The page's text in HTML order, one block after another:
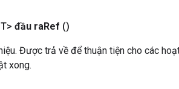
đầu raRef ()
Được trả về để thuận tiện cho các
xong.